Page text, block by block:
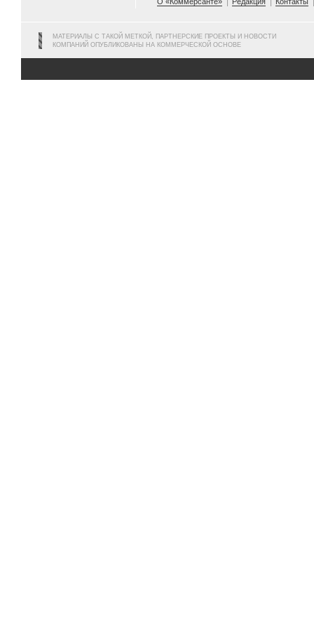
МАТЕРИАЛЫ С ТАКОЙ МЕТКОЙ, ПАРТНЕРСКИЕ ПРОЕКТЫ И НОВОСТИ
КОМПАНИЙ ОПУБЛИКОВАНЫ НА КОММЕРЧЕСКОЙ ОСНОВЕ